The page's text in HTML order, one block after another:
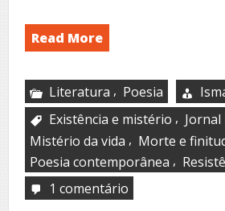
Read More
Literatura , Poesia
Existência e mistério , Jornal
Mistério da vida , Morte e
Poesia contemporânea ,
1 comentário